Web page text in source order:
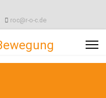
roc@r-o-c.de